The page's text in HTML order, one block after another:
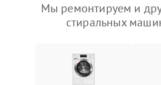
Мы ремонтируем и
стиральных